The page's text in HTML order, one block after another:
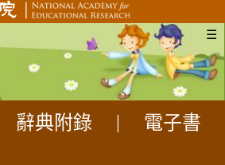
☰
辭典附錄
電子書